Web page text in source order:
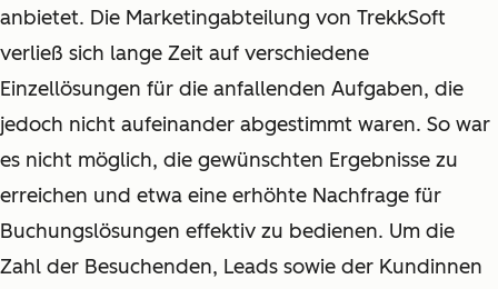
anbietet. Die Marketingabteilung von TrekkSoft
verließ sich lange Zeit auf verschiedene
Einzellösungen für die anfallenden Aufgaben, die
jedoch nicht aufeinander abgestimmt waren. So war
es nicht möglich, die gewünschten Ergebnisse zu
erreichen und etwa eine erhöhte Nachfrage für
Buchungslösungen effektiv zu bedienen. Um die
Zahl der Besuchenden, Leads sowie der Kundinnen